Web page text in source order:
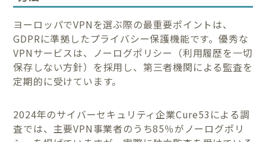
ヨーロッパでVPNを選ぶ際の最重要ポイントは、
GDPRに準拠したプライバシー保護機能です。優秀な
VPNサービスは、ノーログポリシー（利用履歴を一切
保存しない方針）を採用し、第三者機関による監査を
定期的に受けています。
2024年のサイバーセキュリティ企業Cure53による調
査では、主要VPN事業者のうち85％がノーログポリ